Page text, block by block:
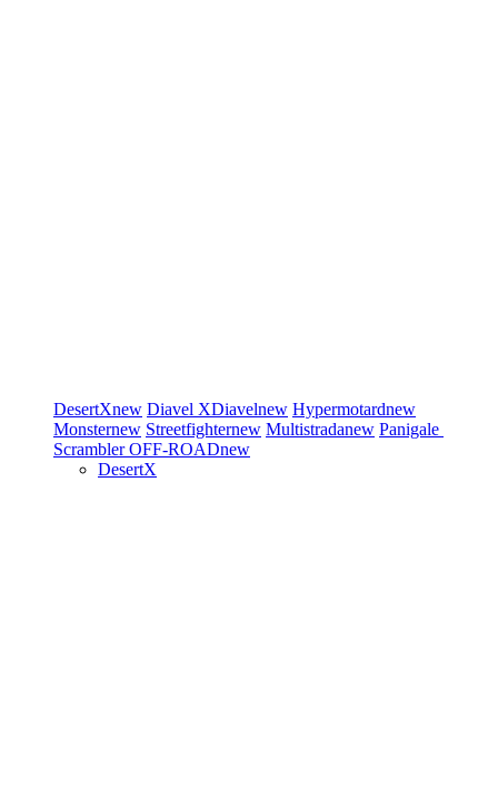
DesertXnew Diavel XDiavelnew Hypermotardnew
Monsternew Streetfighternew Multistradanew Panigale
ScramblerOFF-ROADnew
DesertX